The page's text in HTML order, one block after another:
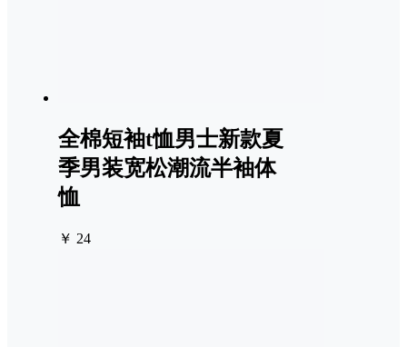
全棉短袖t恤男士新款夏
季男装宽松潮流半袖体
恤
￥ 24